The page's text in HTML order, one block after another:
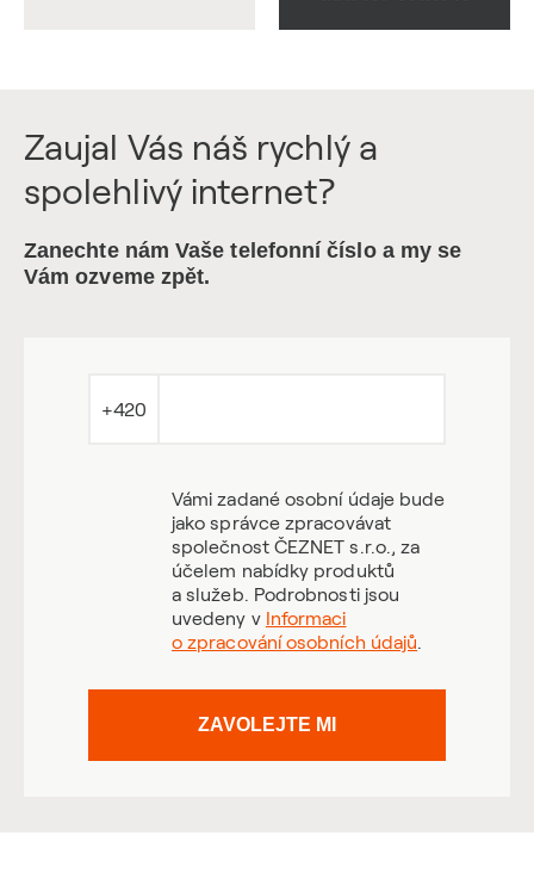
Zaujal Vás náš rychlý a
spolehlivý internet?
Zanechte nám Vaše telefonní číslo a my se
Vám ozveme zpět.
+420
Vámi zadané osobní údaje bude
jako správce zpracovávat
společnost ČEZNET s.r.o., za
účelem nabídky produktů
a služeb. Podrobnosti jsou
uvedeny v Informaci
o zpracování osobních údajů.
ZAVOLEJTE MI